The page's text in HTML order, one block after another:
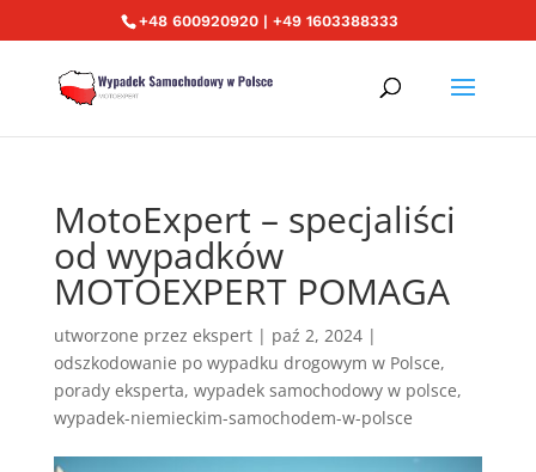
+48 600920920 | +49 1603388333
MotoExpert – specjaliści
od wypadków
MOTOEXPERT POMAGA
utworzone przez ekspert| paź 2, 2024|
odszkodowanie po wypadku drogowym w Polsce,
porady eksperta, wypadek samochodowy w polsce,
wypadek-niemieckim-samochodem-w-polsce